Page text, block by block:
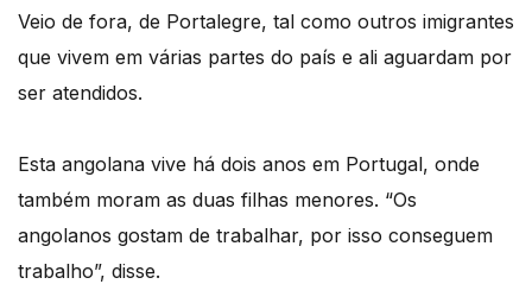
Veio de fora, de Portalegre, tal como outros imigrantes
que vivem em várias partes do país e ali aguardam por
ser atendidos.
Esta angolana vive há dois anos em Portugal, onde
também moram as duas filhas menores. “Os
angolanos gostam de trabalhar, por isso conseguem
trabalho”, disse.